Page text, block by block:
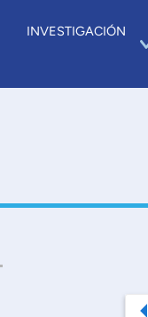
INVESTIGACIÓN